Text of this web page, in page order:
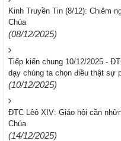
Kinh Truyền Tin (8/12): Chiêm
Chúa
(08/12/2025)
Tiếp kiến chung 10/12/2025 -
dạy chúng ta chọn điều thật sự
(10/12/2025)
ĐTC Lêô XIV: Giáo hội cần
Chúa
(14/12/2025)